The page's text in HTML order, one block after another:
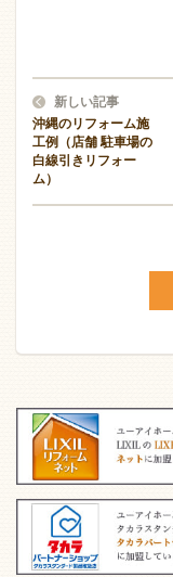
新しい記事
沖縄のリフォーム施
工例（店舗 駐車場の
白線引きリフォー
ム）